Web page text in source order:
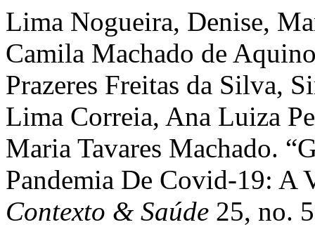
Lima Nogueira, Denise,
Camila Machado de
Prazeres Freitas da Silva,
Lima Correia, Ana Luiza
Maria Tavares Machado.
Pandemia De Covid-19: A
Contexto & Saúde 25, no.